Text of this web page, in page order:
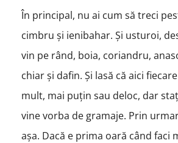
În principal, nu ai cum să treci
cimbru și ienibahar. Și usturoi,
vin pe rând, boia, coriandru,
chiar și dafin. Și lasă că aici
mult, mai puțin sau deloc, dar
vine vorba de gramaje. Prin
așa. Dacă e prima oară când faci